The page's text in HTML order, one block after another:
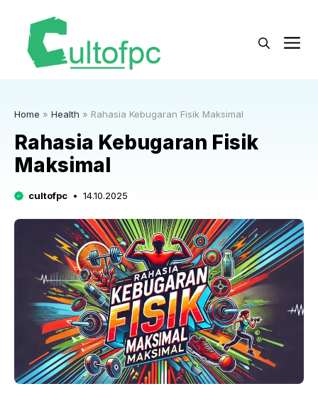
Home » Health » Rahasia Kebugaran Fisik Maksimal
Rahasia Kebugaran Fisik
Maksimal
cultofpc 14.10.2025